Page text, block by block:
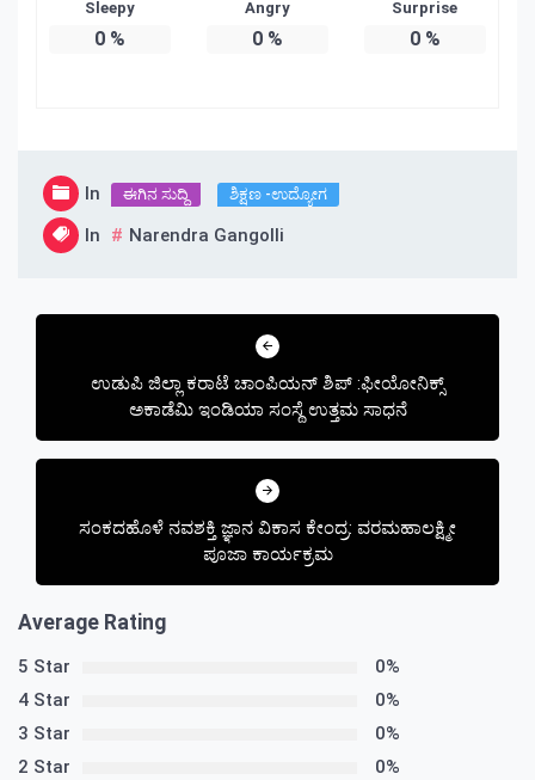
Sleepy
0%
Angry
0%
Surprise
0%
In ಈಗಿನ ಸುದ್ದಿ ಶಿಕ್ಷಣ -ಉದ್ಯೋಗ
In Narendra Gangolli
Post
ಉಡುಪಿ ಜಿಲ್ಲಾ ಕರಾಟೆ ಚಾಂಪಿಯನ್ ಶಿಪ್ :ಫೀಯೋನಿಕ್ಸ್
ಅಕಾಡೆಮಿ ಇಂಡಿಯಾ ಸಂಸ್ಥೆ ಉತ್ತಮ ಸಾಧನೆ
ಸಂಕದಹೊಳೆ ನವಶಕ್ತಿ ಜ್ಞಾನ ವಿಕಾಸ ಕೇಂದ್ರ: ವರಮಹಾಲಕ್ಷ್ಮೀ
ಪೂಜಾ ಕಾರ್ಯಕ್ರಮ
Average Rating
5 Star
0%
4 Star
0%
3 Star
0%
2 Star
0%